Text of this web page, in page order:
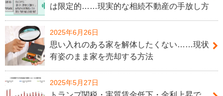
は限定的……現実的な相続不動産の手放し方
2025年6月26日
思い入れのある家を解体したくない……現状
有姿のまま家を売却する方法
2025年5月27日